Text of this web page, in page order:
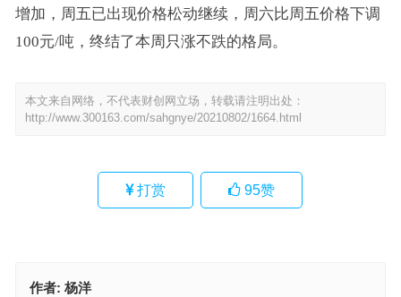
增加，周五已出现价格松动继续，周六比周五价格下调
100元/吨，终结了本周只涨不跌的格局。
本文来自网络，不代表财创网立场，转载请注明出处：
http://www.300163.com/sahgnye/20210802/1664.html
打赏 95赞
作者: 杨洋